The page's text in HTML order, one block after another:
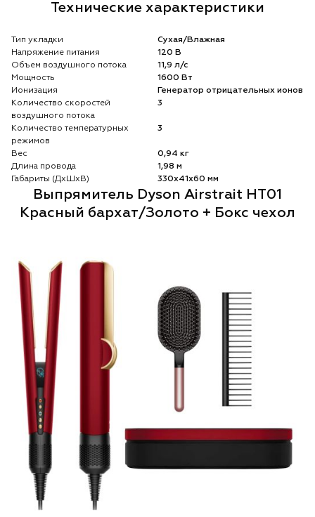
Технические характеристики
Тип укладки
Сухая/Влажная
Напряжение питания
120 В
Объем воздушного потока
11,9 л/с
Мощность
1600 Вт
Ионизация
Генератор отрицательных ионов
Количество скоростей
воздушного потока
3
Количество температурных
режимов
3
Вес
0,94 кг
Длина провода
1,98 м
Габариты (ДхШхВ)
330х41х60 мм
Выпрямитель Dyson Airstrait HT01
Красный бархат/Золото + Бокс чехол